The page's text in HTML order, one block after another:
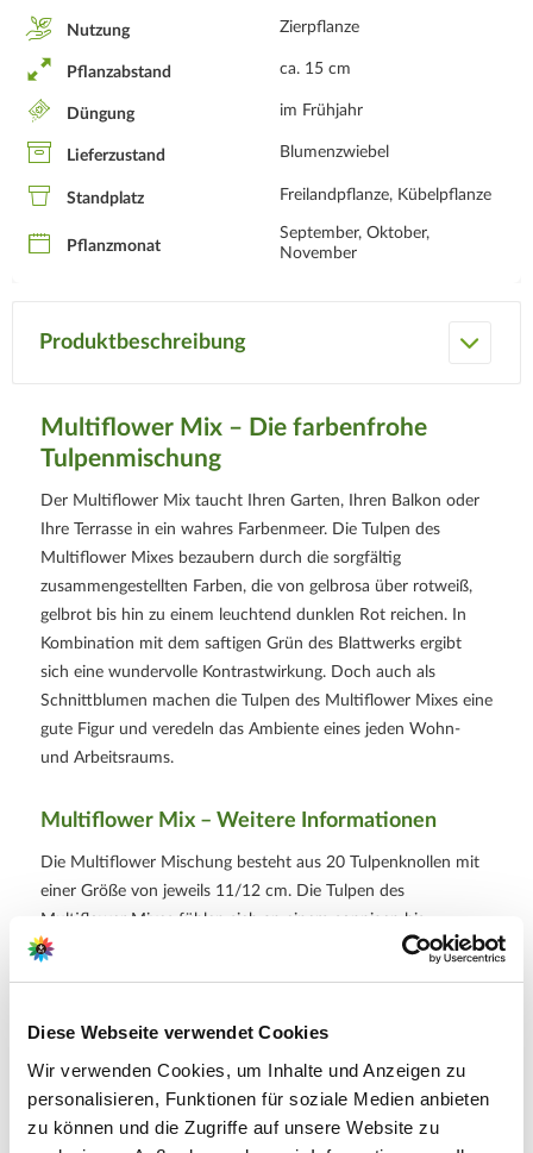
Diese Webseite verwendet Cookies
Wir verwenden Cookies, um Inhalte und Anzeigen zu
personalisieren, Funktionen für soziale Medien anbieten
zu können und die Zugriffe auf unsere Website zu
Nutzung Zierpflanze
Pflanzabstand ca. 15 cm
Düngung im Frühjahr
Lieferzustand Blumenzwiebel
Standplatz Freilandpflanze, Kübelpflanze
Pflanzmonat
September, Oktober,
November
Produktbeschreibung
Multiflower Mix – Die farbenfrohe
Tulpenmischung
Der Multiflower Mix taucht Ihren Garten, Ihren Balkon oder
Ihre Terrasse in ein wahres Farbenmeer. Die Tulpen des
Multiflower Mixes bezaubern durch die sorgfältig
zusammengestellten Farben, die von gelbrosa über rotweiß,
gelbrot bis hin zu einem leuchtend dunklen Rot reichen. In
Kombination mit dem saftigen Grün des Blattwerks ergibt
sich eine wundervolle Kontrastwirkung. Doch auch als
Schnittblumen machen die Tulpen des Multiflower Mixes eine
gute Figur und veredeln das Ambiente eines jeden Wohn-
und Arbeitsraums.
Multiflower Mix – Weitere Informationen
Die Multiflower Mischung besteht aus 20 Tulpenknollen mit
einer Größe von jeweils 11/12 cm. Die Tulpen des
Multiflower Mixes fühlen sich an einem sonnigen bis
halbschattigen Standort besonders wohl. Der Boden sollte
von ca. 15 cm und eine Pflanztiefe von ca. 10 cm, damit die
Tulpen ausreichend Freiraum zur Entfaltung haben. Zwischen
April und Mai stehen die Tulpen des Multiflower Mixes dann
in voller Blüte. Bei Bedarf können Sie im Frühjahr einen
Dünger zur Deckung des Nährstoffbedarfs geben.